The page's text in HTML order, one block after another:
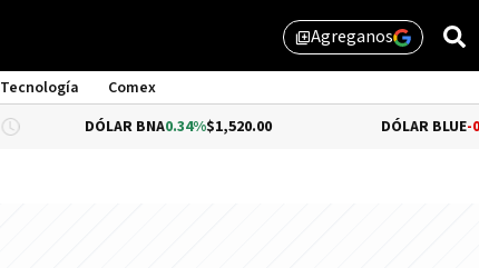
library_addAgreganos
Tecnología
Comex
DÓLAR BNA 0.34%$1,520.00 DÓLAR BLUE-0.33%